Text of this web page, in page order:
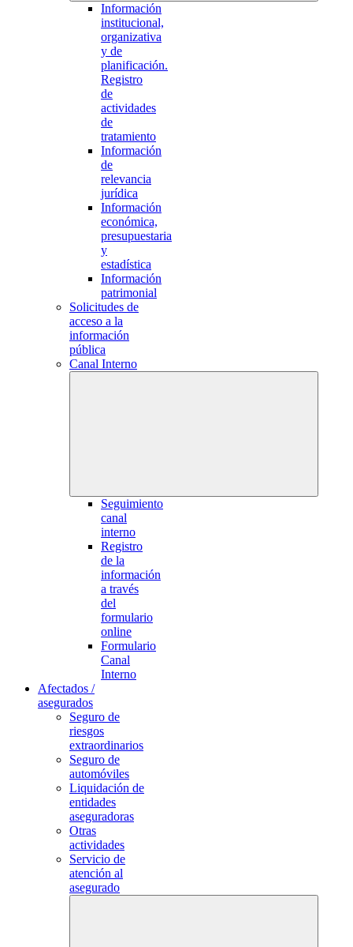
Información
institucional,
organizativa
y de
planificación.
Registro
de
actividades
de
tratamiento
Información
de
relevancia
jurídica
Información
económica,
presupuestaria
y
estadística
Información
patrimonial
Solicitudes de
acceso a la
información
pública
Canal Interno
Seguimiento
canal
interno
Registro
de la
información
a través
del
formulario
online
Formulario
Canal
Interno
Afectados /
asegurados
Seguro de
riesgos
extraordinarios
Seguro de
automóviles
Liquidación de
entidades
aseguradoras
Otras
actividades
Servicio de
atención al
asegurado